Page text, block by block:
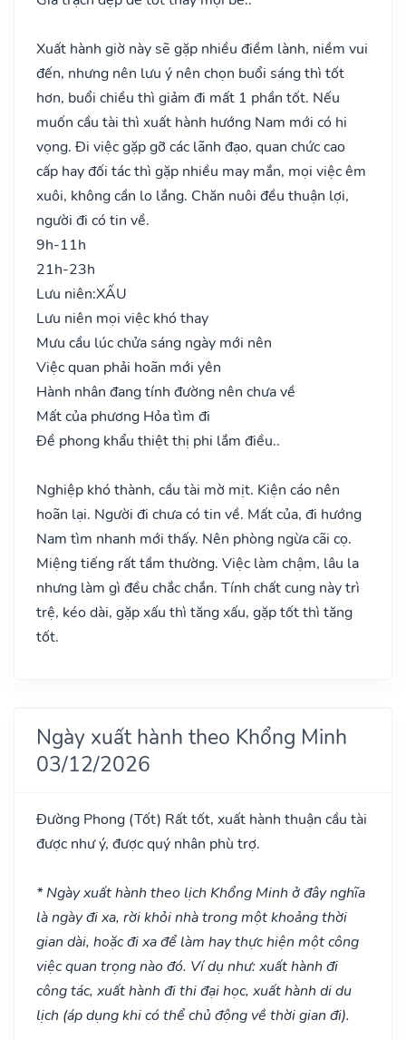
Xuất hành giờ này sẽ gặp nhiều điềm lành, niềm vui
đến, nhưng nên lưu ý nên chọn buổi sáng thì tốt
hơn, buổi chiều thì giảm đi mất 1 phần tốt. Nếu
muốn cầu tài thì xuất hành hướng Nam mới có hi
vọng. Đi việc gặp gỡ các lãnh đạo, quan chức cao
cấp hay đối tác thì gặp nhiều may mắn, mọi việc êm
xuôi, không cần lo lắng. Chăn nuôi đều thuận lợi,
người đi có tin về.
9h-11h
21h-23h
Lưu niên:XẤU
Lưu niên mọi việc khó thay
Mưu cầu lúc chửa sáng ngày mới nên
Việc quan phải hoãn mới yên
Hành nhân đang tính đường nên chưa về
Mất của phương Hỏa tìm đi
Đề phong khẩu thiệt thị phi lắm điều..
Nghiệp khó thành, cầu tài mờ mịt. Kiện cáo nên
hoãn lại. Người đi chưa có tin về. Mất của, đi hướng
Nam tìm nhanh mới thấy. Nên phòng ngừa cãi cọ.
Miệng tiếng rất tầm thường. Việc làm chậm, lâu la
nhưng làm gì đều chắc chắn. Tính chất cung này trì
trệ, kéo dài, gặp xấu thì tăng xấu, gặp tốt thì tăng
tốt.
Ngày xuất hành theo Khổng Minh
03/12/2026
Đường Phong (Tốt) Rất tốt, xuất hành thuận cầu tài
được như ý, được quý nhân phù trợ.
* Ngày xuất hành theo lịch Khổng Minh ở đây nghĩa
là ngày đi xa, rời khỏi nhà trong một khoảng thời
gian dài, hoặc đi xa để làm hay thực hiện một công
việc quan trọng nào đó. Ví dụ như: xuất hành đi
công tác, xuất hành đi thi đại học, xuất hành di du
lịch (áp dụng khi có thể chủ động về thời gian đi).